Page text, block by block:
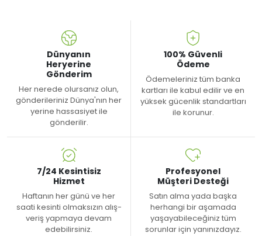
Dünyanın
Heryerine
Gönderim
Her nerede olursanız olun,
gönderileriniz Dünya'nın her
yerine hassasiyet ile
gönderilir.
100% Güvenli
Ödeme
Ödemeleriniz tüm banka
kartları ile kabul edilir ve en
yüksek gücenlik standartları
ile korunur.
7/24 Kesintisiz
Hizmet
Haftanın her günü ve her
saati kesinti olmaksızın alış-
veriş yapmaya devam
edebilirsiniz.
Profesyonel
Müşteri Desteği
Satın alma yada başka
herhangi bir aşamada
yaşayabileceğiniz tüm
sorunlar için yanınızdayız.